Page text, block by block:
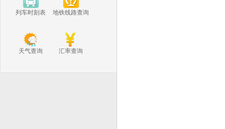
列车时刻表 地铁线路查询
天气查询 汇率查询